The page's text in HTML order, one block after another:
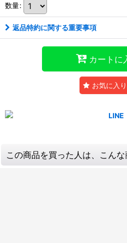
数量:
返品特約に関する重要事項
カートに
お気に入
この商品を買った人は、こん